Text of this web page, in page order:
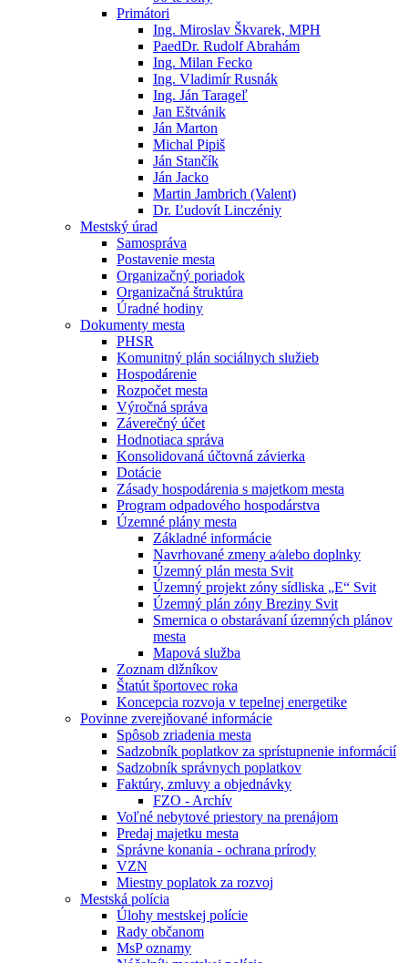
Primátori
Ing. Miroslav Škvarek, MPH
PaedDr. Rudolf Abrahám
Ing. Milan Fecko
Ing. Vladimír Rusnák
Ing. Ján Tarageľ
Jan Eštvánik
Ján Marton
Michal Pipiš
Ján Stančík
Ján Jacko
Martin Jambrich (Valent)
Dr. Ľudovít Linczéniy
Mestský úrad
Samospráva
Postavenie mesta
Organizačný poriadok
Organizačná štruktúra
Úradné hodiny
Dokumenty mesta
PHSR
Komunitný plán sociálnych služieb
Hospodárenie
Rozpočet mesta
Výročná správa
Záverečný účet
Hodnotiaca správa
Konsolidovaná účtovná závierka
Dotácie
Zásady hospodárenia s majetkom mesta
Program odpadového hospodárstva
Územné plány mesta
Základné informácie
Navrhované zmeny a⁄alebo doplnky
Územný plán mesta Svit
Územný projekt zóny sídliska „E“ Svit
Územný plán zóny Breziny Svit
Smernica o obstarávaní územných plánov
mesta
Mapová služba
Zoznam dlžníkov
Štatút športovec roka
Koncepcia rozvoja v tepelnej energetike
Povinne zverejňované informácie
Spôsob zriadenia mesta
Sadzobník poplatkov za sprístupnenie informácií
Sadzobník správnych poplatkov
Faktúry, zmluvy a objednávky
FZO - Archív
Voľné nebytové priestory na prenájom
Predaj majetku mesta
Správne konania - ochrana prírody
VZN
Miestny poplatok za rozvoj
Mestská polícia
Úlohy mestskej polície
Rady občanom
MsP oznamy